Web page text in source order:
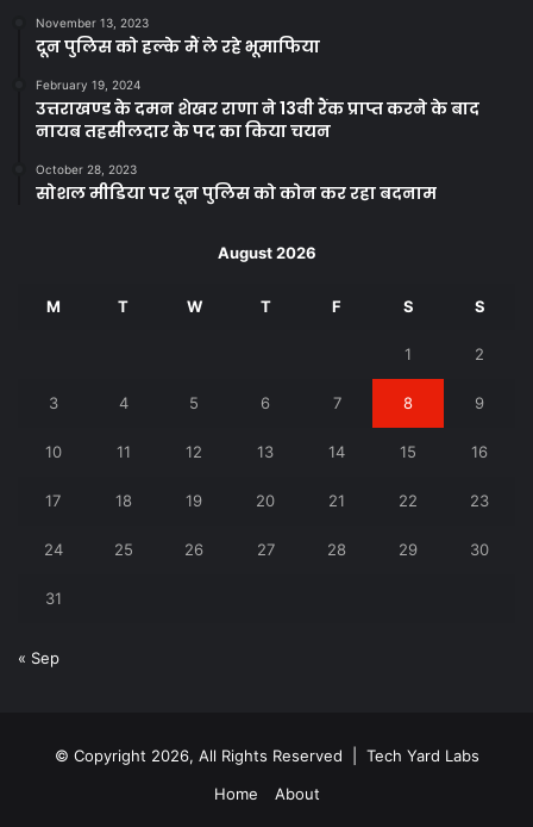
November 13, 2023
दून पुलिस को हल्के मैं ले रहे भूमाफिया
February 19, 2024
उत्तराखण्ड के दमन शेखर राणा ने 13वी रैंक प्राप्त करने के बाद
नायब तहसीलदार के पद का किया चयन
October 28, 2023
सोशल मीडिया पर दून पुलिस को कोन कर रहा बदनाम
August 2026
M T W T F S S
1 2
3 4 5 6 7 8 9
10 11 12 13 14 15 16
17 18 19 20 21 22 23
24 25 26 27 28 29 30
31
« Sep
© Copyright 2026, All Rights Reserved | Tech Yard Labs
Home
About